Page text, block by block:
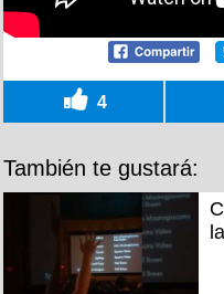
4
También te gustará: